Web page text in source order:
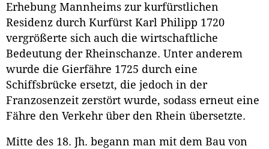
Erhebung Mannheims zur kurfürstlichen
Residenz durch Kurfürst Karl Philipp 1720
vergrößerte sich auch die wirtschaftliche
Bedeutung der Rheinschanze. Unter anderem
wurde die Gierfähre 1725 durch eine
Schiffsbrücke ersetzt, die jedoch in der
Franzosenzeit zerstört wurde, sodass erneut eine
Fähre den Verkehr über den Rhein übersetzte.
Mitte des 18. Jh. begann man mit dem Bau von